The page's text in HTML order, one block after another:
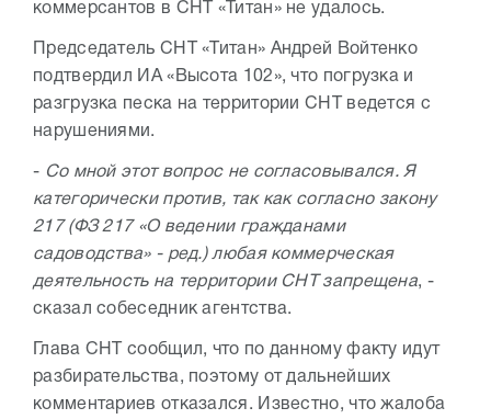
коммерсантов в СНТ «Титан» не удалось.
Председатель СНТ «Титан» Андрей Войтенко
подтвердил ИА «Высота 102», что погрузка и
разгрузка песка на территории СНТ ведется с
нарушениями.
- Со мной этот вопрос не согласовывался. Я
категорически против, так как согласно закону
217 (ФЗ 217 «О ведении гражданами
садоводства» - ред.) любая коммерческая
деятельность на территории СНТ запрещена, -
сказал собеседник агентства.
Глава СНТ сообщил, что по данному факту идут
разбирательства, поэтому от дальнейших
комментариев отказался. Известно, что жалоба